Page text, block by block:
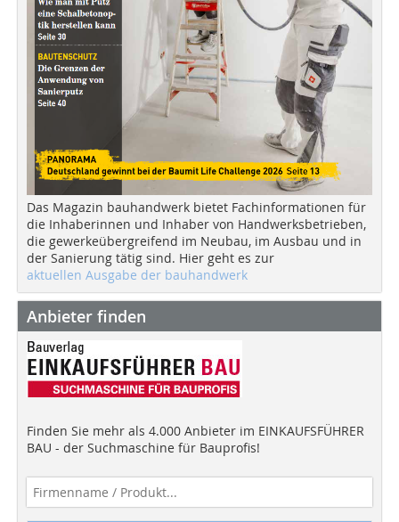
Das Magazin bauhandwerk bietet Fachinformationen für
die Inhaberinnen und Inhaber von Handwerksbetrieben,
die gewerkeübergreifend im Neubau, im Ausbau und in
der Sanierung tätig sind. Hier geht es zur
aktuellen Ausgabe der bauhandwerk
Anbieter finden
Finden Sie mehr als 4.000 Anbieter im EINKAUFSFÜHRER
BAU - der Suchmaschine für Bauprofis!